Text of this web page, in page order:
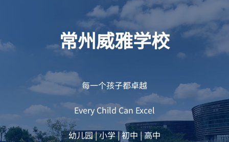
常州威雅学校
每一个孩子都卓越
Every Child Can Excel
幼儿园 | 小学 | 初中 | 高中